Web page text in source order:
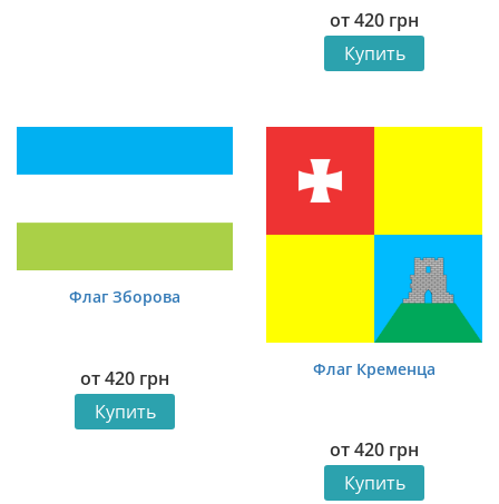
от420 грн
Купить
Флаг Зборова
от420 грн
Купить
Флаг Кременца
от420 грн
Купить